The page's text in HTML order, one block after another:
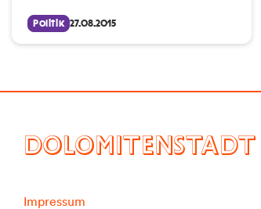
Politik 27.08.2015
DOLOMITENSTADT
Impressum